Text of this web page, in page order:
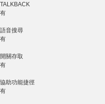
TALKBACK
有
語音搜尋
有
開關存取
有
協助功能捷徑
有